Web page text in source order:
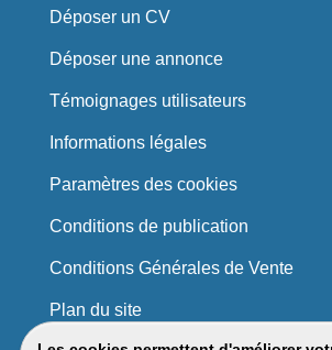
Déposer un CV
Déposer une annonce
Témoignages utilisateurs
Informations légales
Paramètres des cookies
Conditions de publication
Conditions Générales de Vente
Plan du site